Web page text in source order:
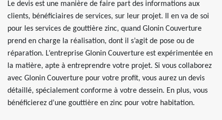
Le devis est une manière de faire part des informations aux
clients, bénéficiaires de services, sur leur projet. Il en va de soi
pour les services de gouttière zinc, quand Glonin Couverture
prend en charge la réalisation, dont il s’agit de pose ou de
réparation. L’entreprise Glonin Couverture est expérimentée en
la matière, apte à entreprendre votre projet. Si vous collaborez
avec Glonin Couverture pour votre profit, vous aurez un devis
détaillé, spécialement conforme à votre dessein. En plus, vous
bénéficierez d’une gouttière en zinc pour votre habitation.